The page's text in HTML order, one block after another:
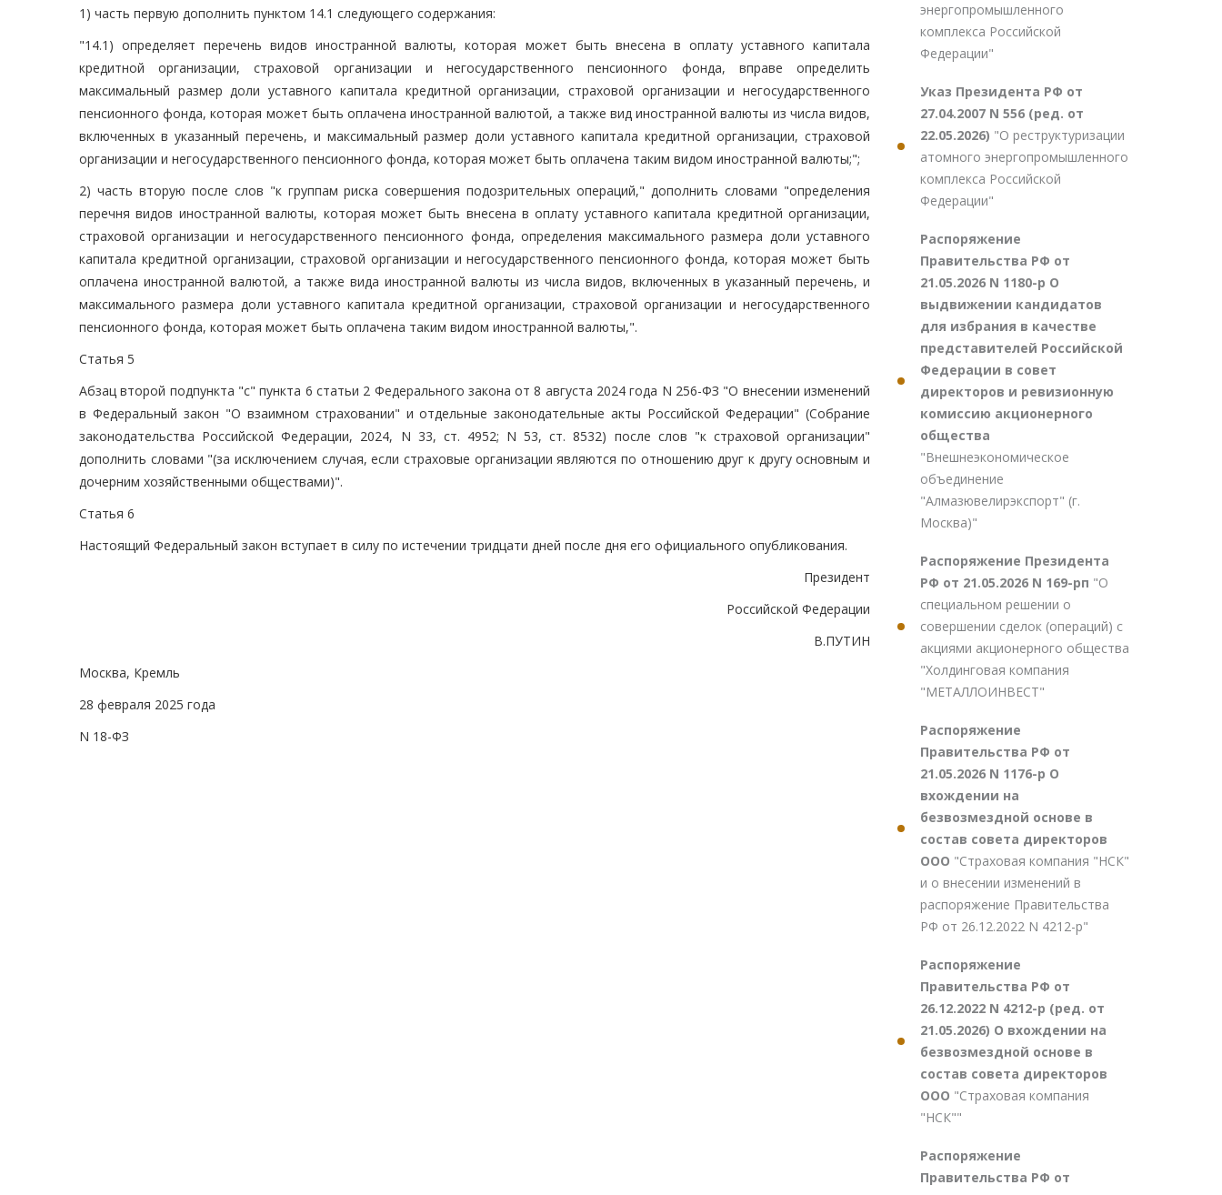
1) часть первую дополнить пунктом 14.1 следующего содержания:
"14.1) определяет перечень видов иностранной валюты, которая может быть внесена в оплату уставного капитала
кредитной организации, страховой организации и негосударственного пенсионного фонда, вправе определить
максимальный размер доли уставного капитала кредитной организации, страховой организации и негосударственного
пенсионного фонда, которая может быть оплачена иностранной валютой, а также вид иностранной валюты из числа видов,
включенных в указанный перечень, и максимальный размер доли уставного капитала кредитной организации, страховой
организации и негосударственного пенсионного фонда, которая может быть оплачена таким видом иностранной валюты;";
2) часть вторую после слов "к группам риска совершения подозрительных операций," дополнить словами "определения
перечня видов иностранной валюты, которая может быть внесена в оплату уставного капитала кредитной организации,
страховой организации и негосударственного пенсионного фонда, определения максимального размера доли уставного
капитала кредитной организации, страховой организации и негосударственного пенсионного фонда, которая может быть
оплачена иностранной валютой, а также вида иностранной валюты из числа видов, включенных в указанный перечень, и
максимального размера доли уставного капитала кредитной организации, страховой организации и негосударственного
пенсионного фонда, которая может быть оплачена таким видом иностранной валюты,".
Статья 5
Абзац второй подпункта "с" пункта 6 статьи 2 Федерального закона от 8 августа 2024 года N 256-ФЗ "О внесении изменений
в Федеральный закон "О взаимном страховании" и отдельные законодательные акты Российской Федерации" (Собрание
законодательства Российской Федерации, 2024, N 33, ст. 4952; N 53, ст. 8532) после слов "к страховой организации"
дополнить словами "(за исключением случая, если страховые организации являются по отношению друг к другу основным и
дочерним хозяйственными обществами)".
Статья 6
Настоящий Федеральный закон вступает в силу по истечении тридцати дней после дня его официального опубликования.
Президент
Российской Федерации
В.ПУТИН
Москва, Кремль
28 февраля 2025 года
N 18-ФЗ
энергопромышленного
комплекса Российской
Федерации"
Указ Президента РФ от
27.04.2007 N 556 (ред. от
22.05.2026) "О реструктуризации
атомного энергопромышленного
комплекса Российской
Федерации"
Распоряжение
Правительства РФ от
21.05.2026 N 1180-р О
выдвижении кандидатов
для избрания в качестве
представителей Российской
Федерации в совет
директоров и ревизионную
комиссию акционерного
общества
"Внешнеэкономическое
объединение
"Алмазювелирэкспорт" (г.
Москва)"
Распоряжение Президента
РФ от 21.05.2026 N 169-рп "О
специальном решении о
совершении сделок (операций) с
акциями акционерного общества
"Холдинговая компания
"МЕТАЛЛОИНВЕСТ"
Распоряжение
Правительства РФ от
21.05.2026 N 1176-р О
вхождении на
безвозмездной основе в
состав совета директоров
ООО "Страховая компания "НСК"
и о внесении изменений в
распоряжение Правительства
РФ от 26.12.2022 N 4212-р"
Распоряжение
Правительства РФ от
26.12.2022 N 4212-р (ред. от
21.05.2026) О вхождении на
безвозмездной основе в
состав совета директоров
ООО "Страховая компания
"НСК""
Распоряжение
Правительства РФ от